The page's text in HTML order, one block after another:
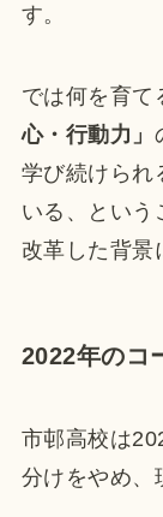
す。
では何を育て
心・行動力」
学び続けられ
いる、という
改革した背景
2022年のコ
市邨高校は
分けをやめ、